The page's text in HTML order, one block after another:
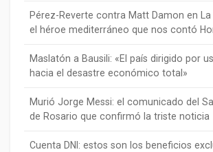
Pérez-Reverte contra Matt Damon en La
el héroe mediterráneo que nos contó
Maslatón a Bausili: «El país dirigido por
hacia el desastre económico total»
Murió Jorge Messi: el comunicado del
de Rosario que confirmó la triste noticia
Cuenta DNI: estos son los beneficios